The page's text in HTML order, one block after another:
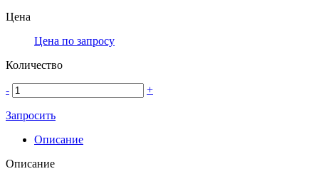
Цена
Цена по запросу
Количество
- +
Запросить
Описание
Описание